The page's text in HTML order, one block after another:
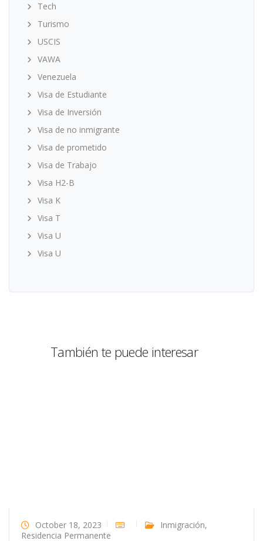
Tech
Turismo
USCIS
VAWA
Venezuela
Visa de Estudiante
Visa de Inversión
Visa de no inmigrante
Visa de prometido
Visa de Trabajo
Visa H2-B
Visa K
Visa T
Visa U
Visa U
También te puede interesar
October 18, 2023 Inmigración,
Residencia Permanente